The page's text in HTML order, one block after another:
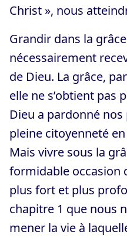
Christ », nous
Grandir dans la
nécessairement
de Dieu. La grâce,
elle ne s’obtient pas
Dieu a pardonné
pleine citoyenneté
Mais vivre sous la
formidable occasion
plus fort et plus
chapitre 1 que nous
mener la vie à